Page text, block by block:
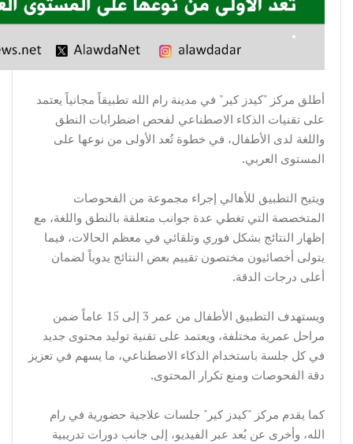
أطلق مركز "كيدز كير" في مدينة رام الله تطبيقاً مجانياً يعتمد
على تقنيات الذكاء الاصطناعي لفحص اضطرابات النطق
واللغة لدى الأطفال، في خطوة تُعد الأولى من نوعها على
المستوى العربي.
ويتيح التطبيق للأهالي إجراء مجموعة من الفحوصات
المتخصصة التي تغطي عدة جوانب متعلقة بالنطق واللغة، مع
إظهار النتائج بشكل فوري وتلقائي في معظم الحالات، فيما
يتولى أخصائيون مختصون تقييم بعض النتائج يدوياً لضمان
أعلى درجات الدقة.
ويستهدف التطبيق الأطفال من عمر 3 إلى 15 عاماً ضمن
مراحل عمرية مختلفة، ويعتمد على تقنية توليد محتوى جديد
في كل جلسة باستخدام الذكاء الاصطناعي، ما يسهم في تعزيز
دقة الفحوصات ومنع تكرار المحتوى.
كما يقدم مركز "كيدز كير" جلسات علاجية حضورية في رام
الله، وأخرى عن بُعد عبر الفيديو، إلى جانب دورات تدريبية